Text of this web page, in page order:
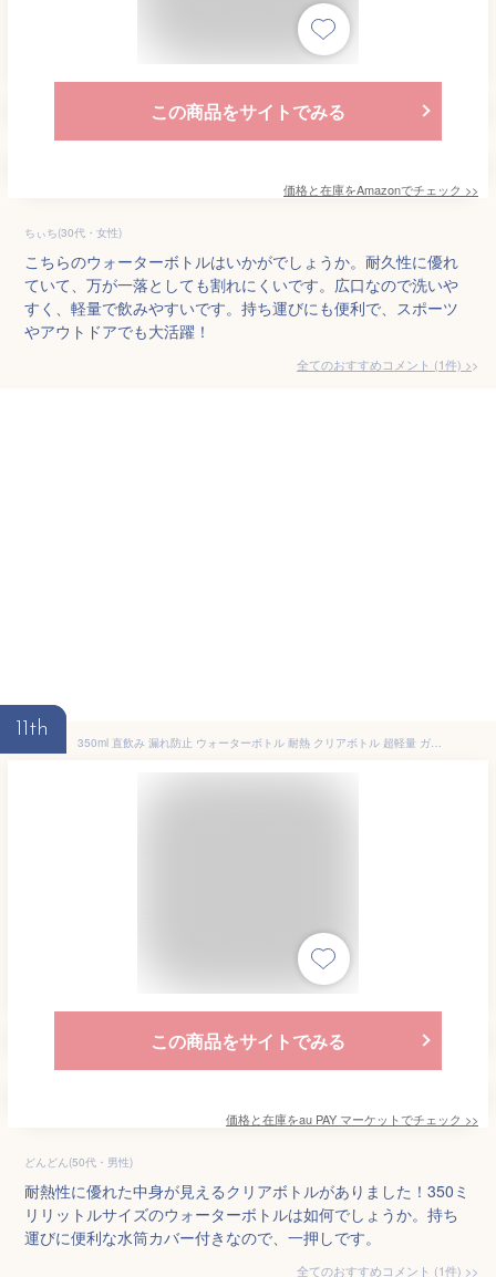
この商品をサイトでみる
価格と在庫をAmazonでチェック >>
ちぃち(30代・女性)
こちらのウォーターボトルはいかがでしょうか。耐久性に優れ
ていて、万が一落としても割れにくいです。広口なので洗いや
すく、軽量で飲みやすいです。持ち運びにも便利で、スポーツ
やアウトドアでも大活躍！
全てのおすすめコメント (1件) >
11th
350ml 直飲み 漏れ防止 ウォーターボトル 耐熱 クリアボトル 超軽量 ガラスボトル 水筒カバー付き 水筒 男女兼用 旅行 耐久性 スポーツボ
この商品をサイトでみる
価格と在庫をau PAY マーケットでチェック >>
どんどん(50代・男性)
耐熱性に優れた中身が見えるクリアボトルがありました！350ミ
リリットルサイズのウォーターボトルは如何でしょうか。持ち
運びに便利な水筒カバー付きなので、一押しです。
全てのおすすめコメント (1件) >